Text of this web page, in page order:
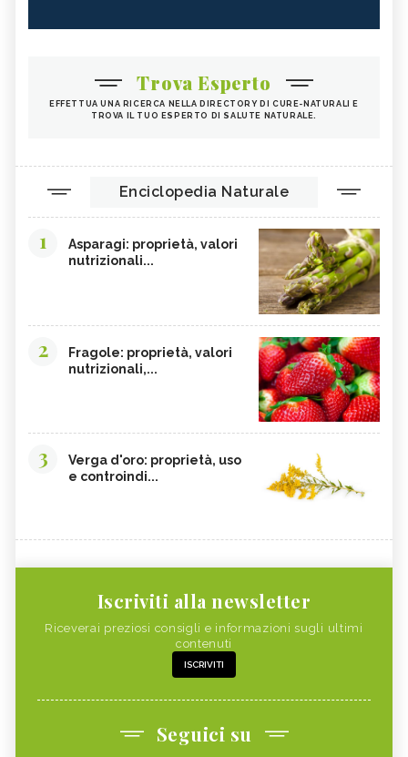
Trova Esperto
EFFETTUA UNA RICERCA NELLA DIRECTORY DI CURE-NATURALI E
TROVA IL TUO ESPERTO DI SALUTE NATURALE.
Enciclopedia Naturale
1
Asparagi: proprietà, valori
nutrizionali...
2
Fragole: proprietà, valori
nutrizionali,...
3
Verga d'oro: proprietà, uso
e controindi...
Iscriviti alla newsletter
Riceverai preziosi consigli e informazioni sugli ultimi
contenuti
ISCRIVITI
Seguici su